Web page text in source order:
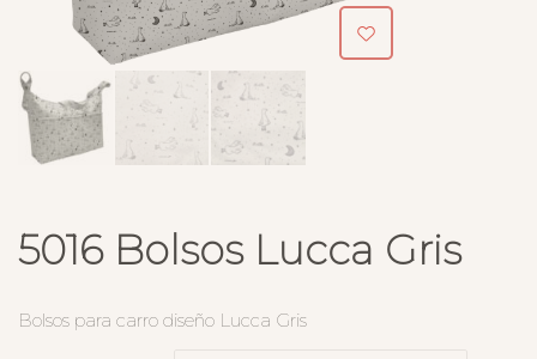
5016 Bolsos Lucca Gris
Bolsos para carro diseño Lucca Gris